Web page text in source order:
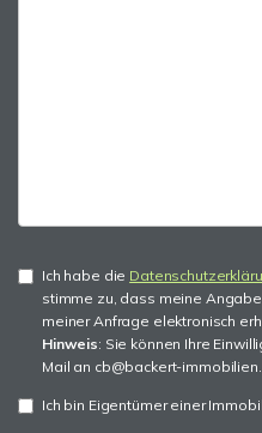
Ich habe die
stimme zu, dass meine
meiner Anfrage elektronisch
Hinweis: Sie können Ihre
Mail an cb@backert-
Ich bin Eigentümer einer